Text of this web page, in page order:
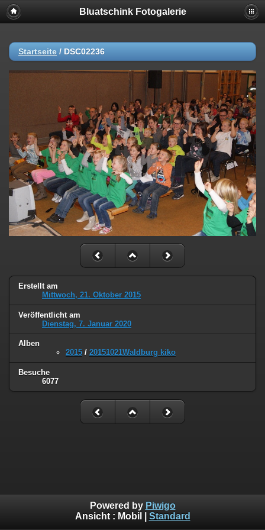
Bluatschink Fotogalerie
Startseite / DSC02236
Erstellt am
Mittwoch, 21. Oktober 2015
Veröffentlicht am
Dienstag, 7. Januar 2020
Alben
2015 / 20151021Waldburg kiko
Besuche
6077
Powered by Piwigo
Ansicht : Mobil Standard